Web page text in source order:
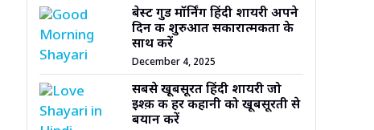
बेस्ट गुड मॉर्निंग हिंदी शायरी अपने
दिन की शुरुआत सकारात्मकता के
साथ करें
December 4, 2025
सबसे खूबसूरत हिंदी शायरी जो
इश्क़ की हर कहानी को खूबसूरती से
बयान करें